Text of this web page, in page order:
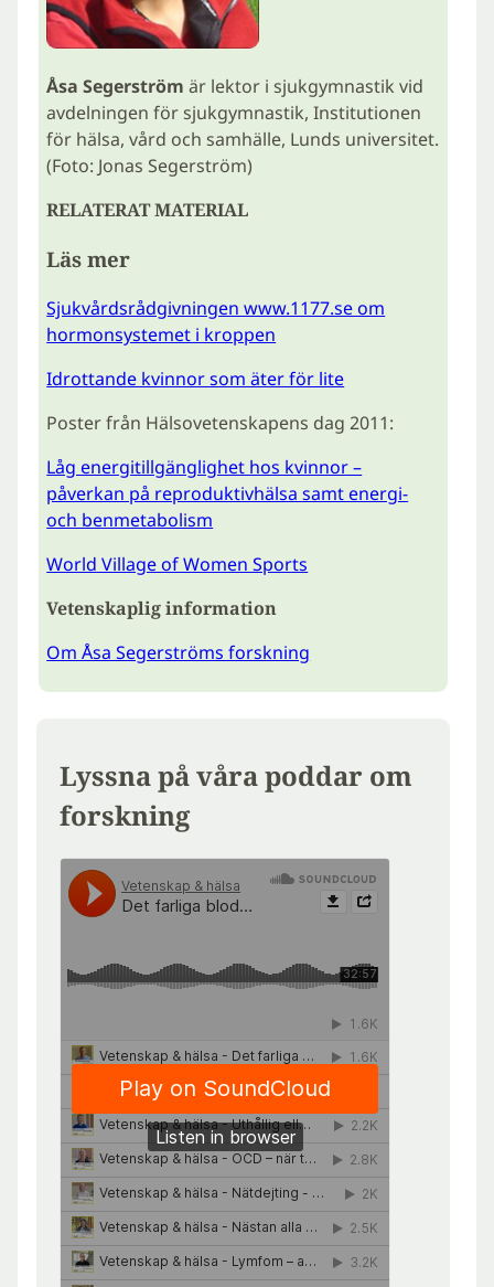
Åsa Segerström är lektor i sjukgymnastik vid
avdelningen för sjukgymnastik, Institutionen
för hälsa, vård och samhälle, Lunds universitet.
(Foto: Jonas Segerström)
RELATERAT MATERIAL
Läs mer
Sjukvårdsrådgivningen www.1177.se om
hormonsystemet i kroppen
Idrottande kvinnor som äter för lite
Poster från Hälsovetenskapens dag 2011:
Låg energitillgänglighet hos kvinnor –
påverkan på reproduktivhälsa samt energi-
och benmetabolism
World Village of Women Sports
Vetenskaplig information
Om Åsa Segerströms forskning
Lyssna på våra poddar om
forskning